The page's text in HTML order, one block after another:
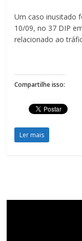
Um caso inusitado
10/09, no 37 DIP
relacionado ao
Compartilhe isso:
Ler mais